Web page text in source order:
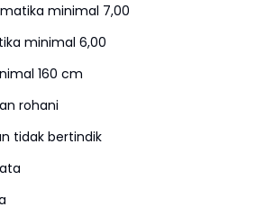
minimal 7,00
minimal 6,00
160 cm
rohani
tidak bertindik